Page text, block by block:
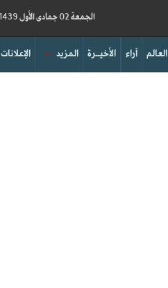
الجمعة 02 جمادى الأول 1439 العدد 16549
الإعلانات المزيد الأخيــرة آراء العالم